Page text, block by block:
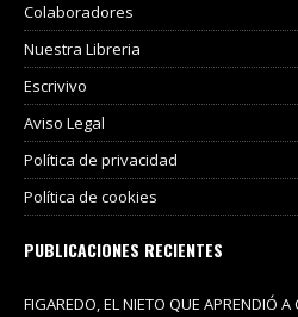
Colaboradores
Nuestra Libreria
Escrivivo
Aviso Legal
Política de privacidad
Política de cookies
PUBLICACIONES RECIENTES
FIGAREDO, EL NIETO QUE APRENDIÓ A